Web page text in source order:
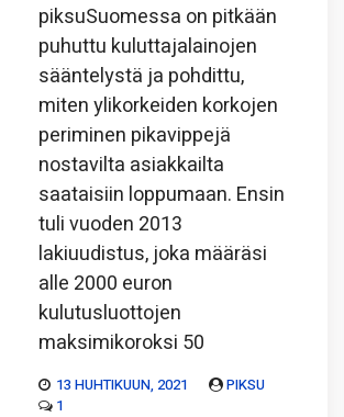
piksuSuomessa on pitkään
puhuttu kuluttajalainojen
sääntelystä ja pohdittu,
miten ylikorkeiden korkojen
periminen pikavippejä
nostavilta asiakkailta
saataisiin loppumaan. Ensin
tuli vuoden 2013
lakiuudistus, joka määräsi
alle 2000 euron
kulutusluottojen
maksimikoroksi 50
13 HUHTIKUUN, 2021
PIKSU
1